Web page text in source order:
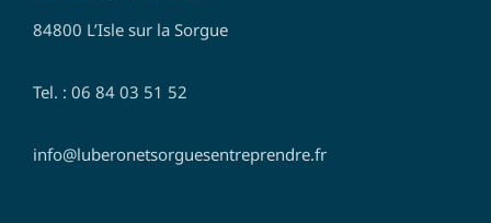
84800 L’Isle sur la Sorgue
Tel. : 06 84 03 51 52
info@luberonetsorguesentreprendre.fr